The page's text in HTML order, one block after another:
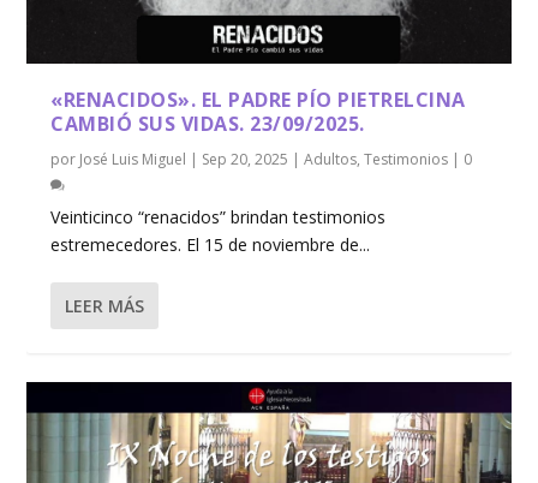
«RENACIDOS». EL PADRE PÍO PIETRELCINA
CAMBIÓ SUS VIDAS. 23/09/2025.
por José Luis Miguel | Sep 20, 2025 |Adultos,Testimonios | 0
Veinticinco “renacidos” brindan testimonios
estremecedores. El 15 de noviembre de...
LEER MÁS